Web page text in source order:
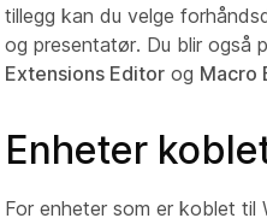
tillegg kan du velge
og presentatør. Du blir også
Extensions Editor og Macro
Enheter
For enheter som er koblet til